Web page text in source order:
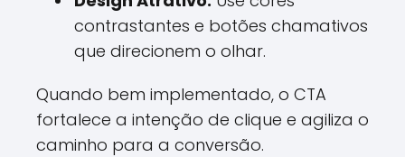
contrastantes e botões chamativos
que direcionem o olhar.
Quando bem implementado, o CTA
fortalece a intenção de clique e agiliza o
caminho para a conversão.